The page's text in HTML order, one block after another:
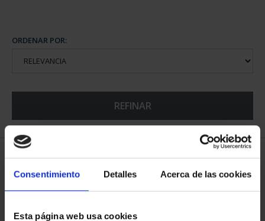
Consentimiento Detalles Acerca de las cookies
Esta página web usa cookies
ORDENAR POR:
REFINAR
5 Productos encontrados